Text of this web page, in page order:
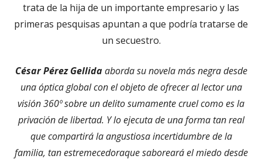
trata de la hija de un importante empresario y las
primeras pesquisas apuntan a que podría tratarse de
un secuestro.
César Pérez Gellidaaborda su novela más negra desde
una óptica global con el objeto de ofrecer al lector una
visión 360º sobre un delito sumamente cruel como es la
privación de libertad. Y lo ejecuta de una forma tan real
que compartirá la angustiosa incertidumbre de la
familia, tan estremecedoraque saboreará el miedo desde